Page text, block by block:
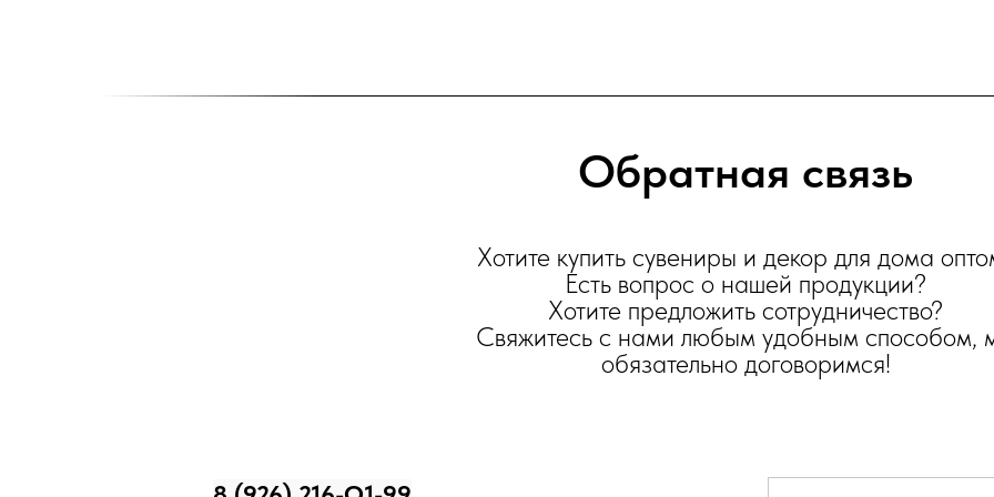
Обратная связь
Хотите купить сувениры и декор для дома
Есть вопрос о нашей продукции?
Хотите предложить сотрудничество?
Свяжитесь с нами любым удобным способом,
обязательно договоримся!